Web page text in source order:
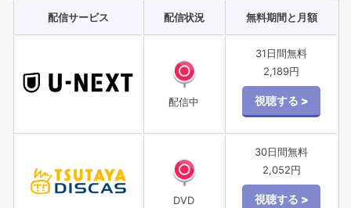
配信サービス 配信状況 無料期間と月額
配信中
31日間無料
2,189円
DVD
30日間無料
2,052円